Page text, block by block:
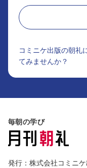
コミニケ出版の朝礼
てみませんか？
毎朝の学び
発行：株式会社コミニ